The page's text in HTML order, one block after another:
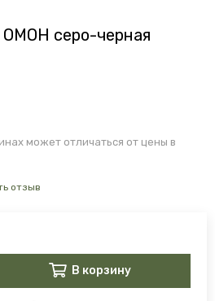
ОМОН серо-черная
может отличаться от цены в
отзыв
В корзину